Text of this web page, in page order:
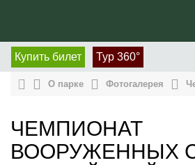
Купить билет Тур 360°
О парке Фотогалерея
ЧЕМПИОНАТ
ВООРУЖЕННЫХ